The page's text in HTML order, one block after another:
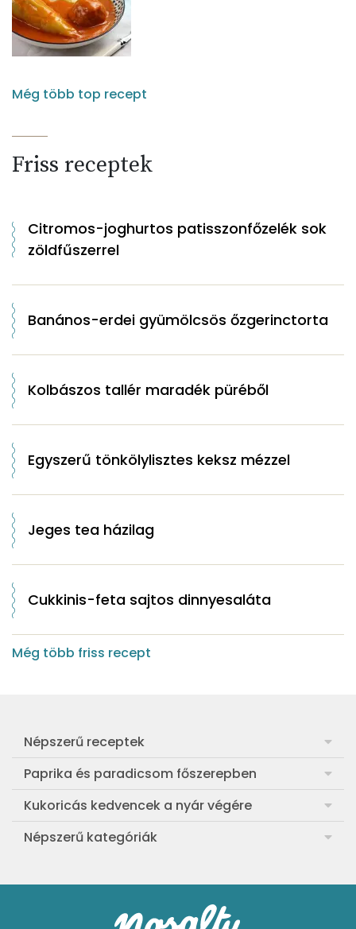
Még több top recept
Friss receptek
Citromos-joghurtos patisszonfőzelék sok
zöldfűszerrel
Banános-erdei gyümölcsös őzgerinctorta
Kolbászos tallér maradék püréből
Egyszerű tönkölylisztes keksz mézzel
Jeges tea házilag
Cukkinis-feta sajtos dinnyesaláta
Még több friss recept
Népszerű receptek
Frankfurti leves
Egyszerű muffin
Aranygaluska
Egyszerű krumplifőzelék
Klasszikus madártej
Paprika és paradicsom főszerepben
Pan con Tomate
Paradicsom és paprika eltevése télre
Paradicsomos húsgombóc
Paradicsomos flat tart leveles tésztából
Kukoricás kedvencek a nyár végére
Legfinomabb főtt kukorica
Szójás-vajas grillkukoricák
Népszerű kategóriák